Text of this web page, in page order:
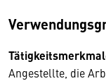
Angestellte, die